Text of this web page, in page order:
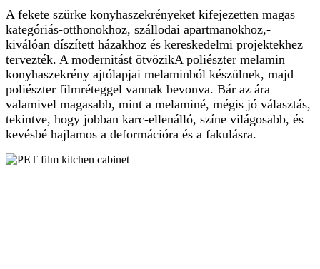
A fekete szürke konyhaszekrényeket kifejezetten magas
kategóriás-otthonokhoz, szállodai apartmanokhoz,-
kiválóan díszített házakhoz és kereskedelmi projektekhez
tervezték. A modernitást ötvözikA poliészter melamin
konyhaszekrény ajtólapjai melaminból készülnek, majd
poliészter filmréteggel vannak bevonva. Bár az ára
valamivel magasabb, mint a melaminé, mégis jó választás,
tekintve, hogy jobban karc-ellenálló, színe világosabb, és
kevésbé hajlamos a deformációra és a fakulásra.